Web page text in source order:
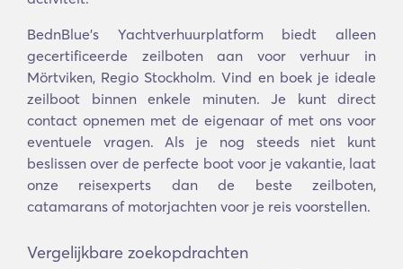
BednBlue's Yachtverhuurplatform biedt alleen
gecertificeerde zeilboten aan voor verhuur in
Mörtviken, Regio Stockholm. Vind en boek je ideale
zeilboot binnen enkele minuten. Je kunt direct
contact opnemen met de eigenaar of met ons voor
eventuele vragen. Als je nog steeds niet kunt
beslissen over de perfecte boot voor je vakantie, laat
onze reisexperts dan de beste zeilboten,
catamarans of motorjachten voor je reis voorstellen.
Vergelijkbare zoekopdrachten